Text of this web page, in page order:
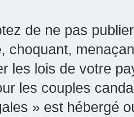
de ne pas
choquant,
les lois de votre
les couples
» est hébergé